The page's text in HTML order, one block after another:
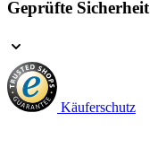
Geprüfte Sicherheit
Käuferschutz